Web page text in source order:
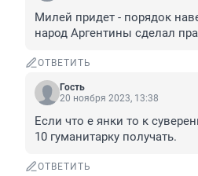
Милей придет - порядок
народ Аргентины сделал
ОТВЕТИТЬ
Гость
20 ноября 2023, 13:38
Если что е янки то к
10 гуманитарку получать.
ОТВЕТИТЬ